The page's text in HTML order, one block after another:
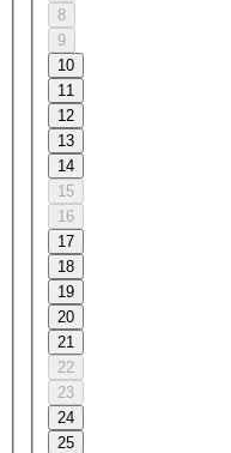
8
9
10
11
12
13
14
15
16
17
18
19
20
21
22
23
24
25